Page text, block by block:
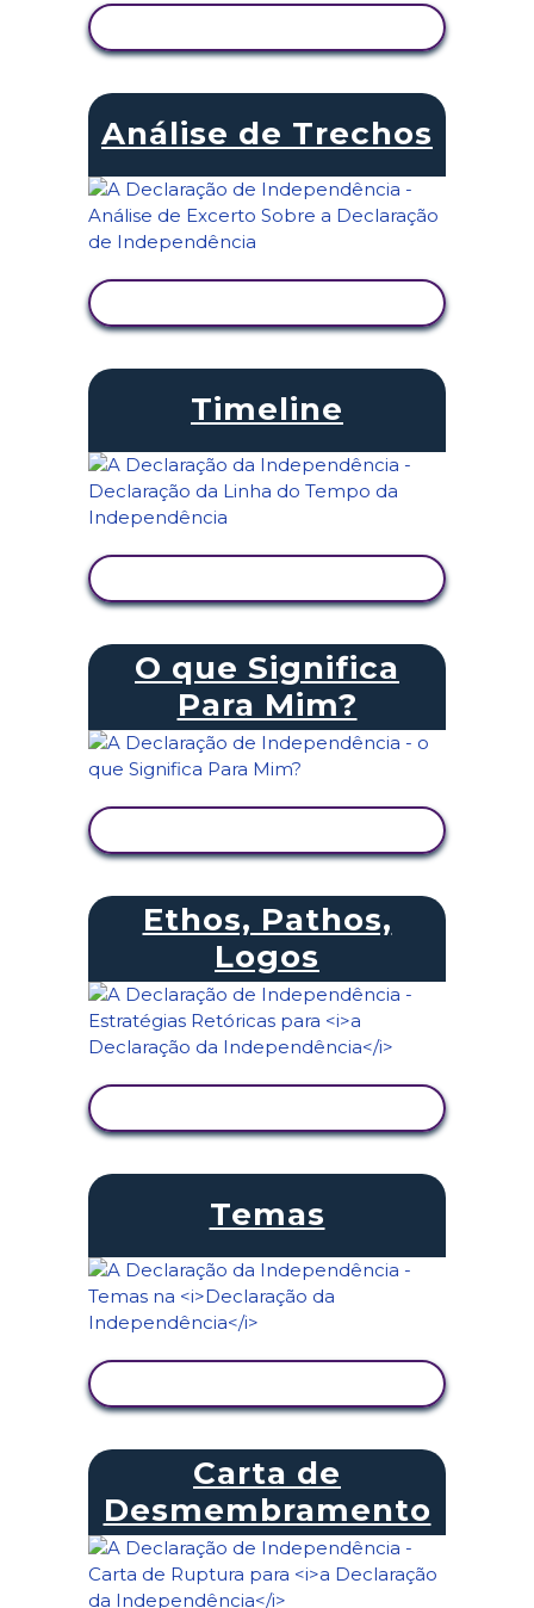
Análise de Trechos
Timeline
O que Significa
Para Mim?
Ethos, Pathos,
Logos
Temas
Carta de
Desmembramento